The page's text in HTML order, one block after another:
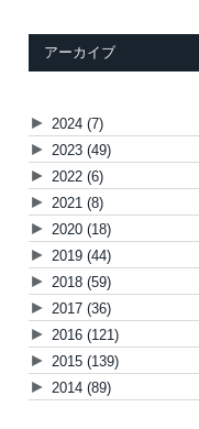
アーカイブ
► 2024 (7)
► 2023 (49)
► 2022 (6)
► 2021 (8)
► 2020 (18)
► 2019 (44)
► 2018 (59)
► 2017 (36)
► 2016 (121)
► 2015 (139)
► 2014 (89)